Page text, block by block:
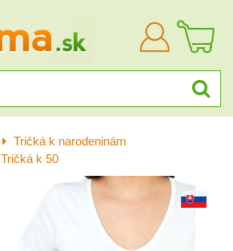
Prihlásiť
sa
Tričká k narodeninám
Tričká k 50